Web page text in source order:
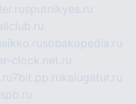
sputnikyes.ru
haikko.rusobakopedia.ru
clock.net.ru
7bit.pp.rukalugatur.ru